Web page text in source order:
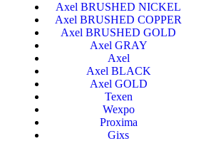
Axel BRUSHED NICKEL
Axel BRUSHED COPPER
Axel BRUSHED GOLD
Axel GRAY
Axel
Axel BLACK
Axel GOLD
Texen
Wexpo
Proxima
Gixs